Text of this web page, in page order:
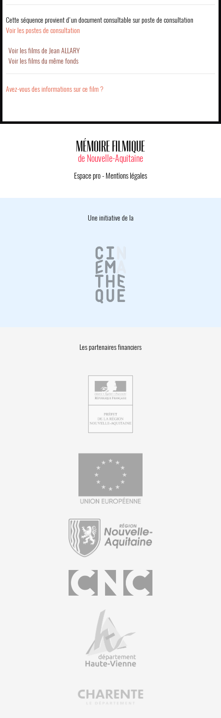
Cette séquence provient d'un document consultable sur poste de consultation
Voir les postes de consultation
Voir les films de Jean ALLARY
Voir les films du même fonds
Avez-vous des informations sur ce film ?
MÉMOIRE FILMIQUE
de Nouvelle-Aquitaine
Espace pro- Mentions légales
Une initiative de la
Les partenaires financiers